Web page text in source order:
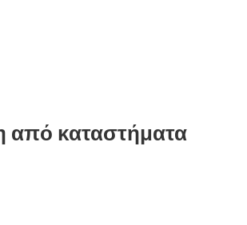
από καταστήματα